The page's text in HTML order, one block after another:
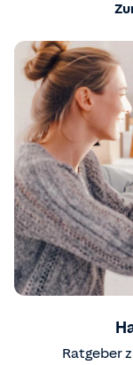
Ratgeber